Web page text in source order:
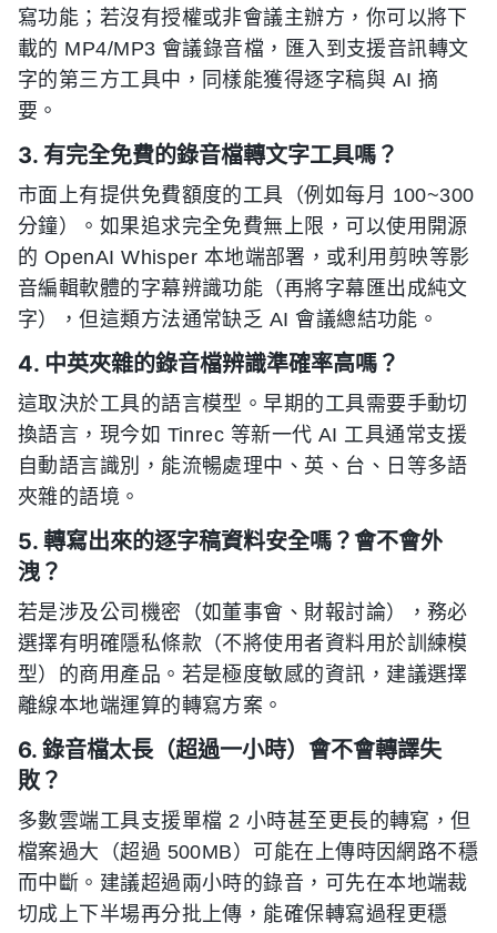
寫功能；若沒有授權或非會議主辦方，你可以將下
載的 MP4/MP3 會議錄音檔，匯入到支援音訊轉文
字的第三方工具中，同樣能獲得逐字稿與 AI 摘
要。
3. 有完全免費的錄音檔轉文字工具嗎？
市面上有提供免費額度的工具（例如每月 100~300
分鐘）。如果追求完全免費無上限，可以使用開源
的 OpenAI Whisper 本地端部署，或利用剪映等影
音編輯軟體的字幕辨識功能（再將字幕匯出成純文
字），但這類方法通常缺乏 AI 會議總結功能。
4. 中英夾雜的錄音檔辨識準確率高嗎？
這取決於工具的語言模型。早期的工具需要手動切
換語言，現今如 Tinrec 等新一代 AI 工具通常支援
自動語言識別，能流暢處理中、英、台、日等多語
夾雜的語境。
5. 轉寫出來的逐字稿資料安全嗎？會不會外
洩？
若是涉及公司機密（如董事會、財報討論），務必
選擇有明確隱私條款（不將使用者資料用於訓練模
型）的商用產品。若是極度敏感的資訊，建議選擇
離線本地端運算的轉寫方案。
6. 錄音檔太長（超過一小時）會不會轉譯失
敗？
多數雲端工具支援單檔 2 小時甚至更長的轉寫，但
檔案過大（超過 500MB）可能在上傳時因網路不穩
而中斷。建議超過兩小時的錄音，可先在本地端裁
切成上下半場再分批上傳，能確保轉寫過程更穩